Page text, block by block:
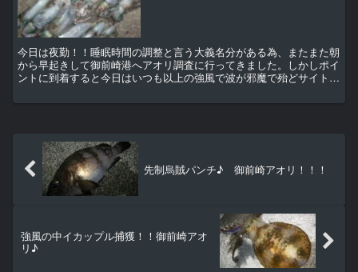
今日は夜勤！！睡眠時間の調整と言う大義名分がある為、またまた朝
から早起きして御前崎港へアオリ調査に行ってきました。しかしポイ
ントに到着すると今日はいつも以上の強風で波が邪魔で殆どサイト出
先制烏賊パンチ♪ 御前崎アオリ！！！
強風の中イカップル捕獲！！御前崎アオ
リ♪